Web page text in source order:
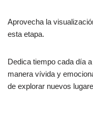
Aprovecha la
esta etapa.
Dedica tiempo cada día
manera vívida y
de explorar nuevos